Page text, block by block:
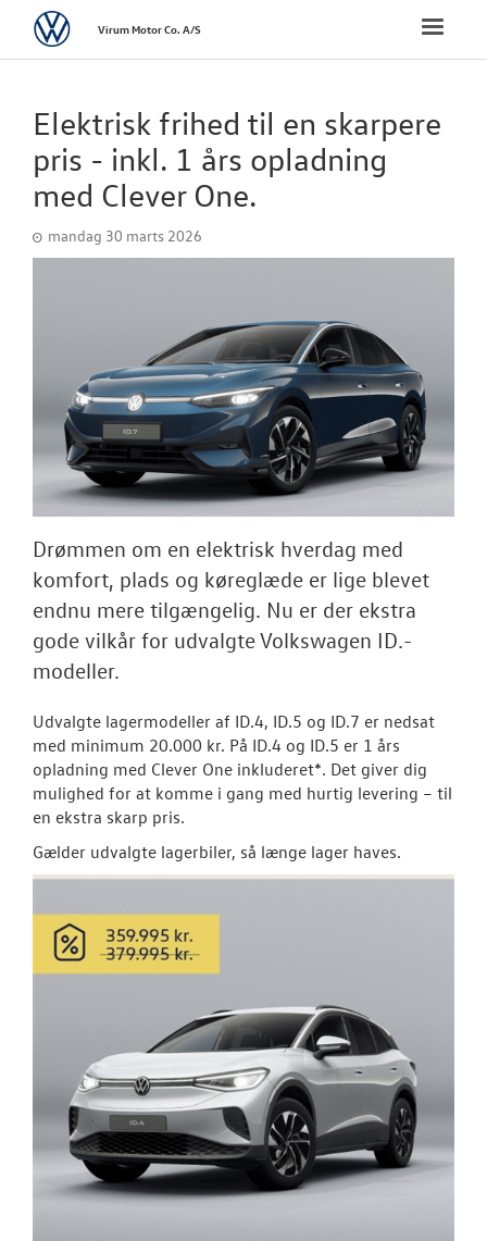
VÆRKSTED
BRUGTE BILER
TILBEHØR
RESERVEDELE
NYHEDER
Tilmeld dig
Danmarks
Aktuelt
JOB OG
Toggle
VolkswagenVirum Motor Co. A/S
Elektrisk frihed til en skarpere
pris - inkl. 1 års opladning
med Clever One.
mandag 30 marts 2026
Drømmen om en elektrisk hverdag med
komfort, plads og køreglæde er lige blevet
endnu mere tilgængelig. Nu er der ekstra
gode vilkår for udvalgte Volkswagen ID.-
modeller.
Udvalgte lagermodeller af ID.4, ID.5 og ID.7 er nedsat
med minimum 20.000 kr. På ID.4 og ID.5 er 1 års
opladning med Clever One inkluderet*. Det giver dig
mulighed for at komme i gang med hurtig levering – til
en ekstra skarp pris.
Gælder udvalgte lagerbiler, så længe lager haves.